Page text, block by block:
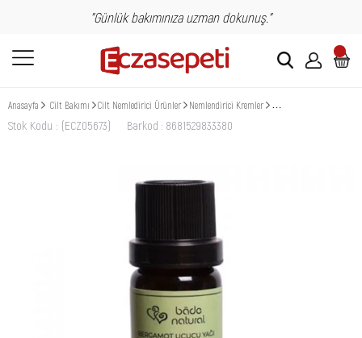
"Günlük bakımınıza uzman dokunuş."
Anasayfa Cilt Bakımı Cilt Nemledirici Ürünler Nemlendirici Kremler Bade Natural Bergamot
Stok Kodu (ECZ05673) Barkod : 8681529833380